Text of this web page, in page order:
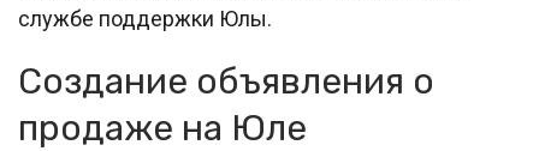
службе поддержки Юлы.
Создание объявления о
продаже на Юле